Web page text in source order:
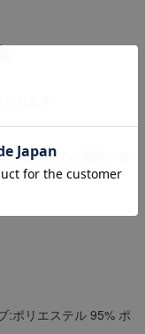
はスタイル画像が表
:ポリエステル 95% ポ